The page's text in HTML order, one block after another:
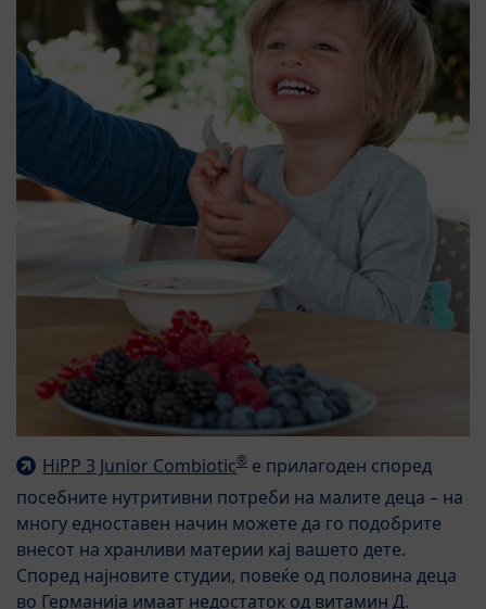
HiPP 3 Junior Combiotic® е прилагоден според
посебните нутритивни потреби на малите деца – на
многу едноставен начин можете да го подобрите
внесот на хранливи материи кај вашето дете.
Според најновите студии, повеќе од половина деца
во Германија имаат недостаток од витамин Д.